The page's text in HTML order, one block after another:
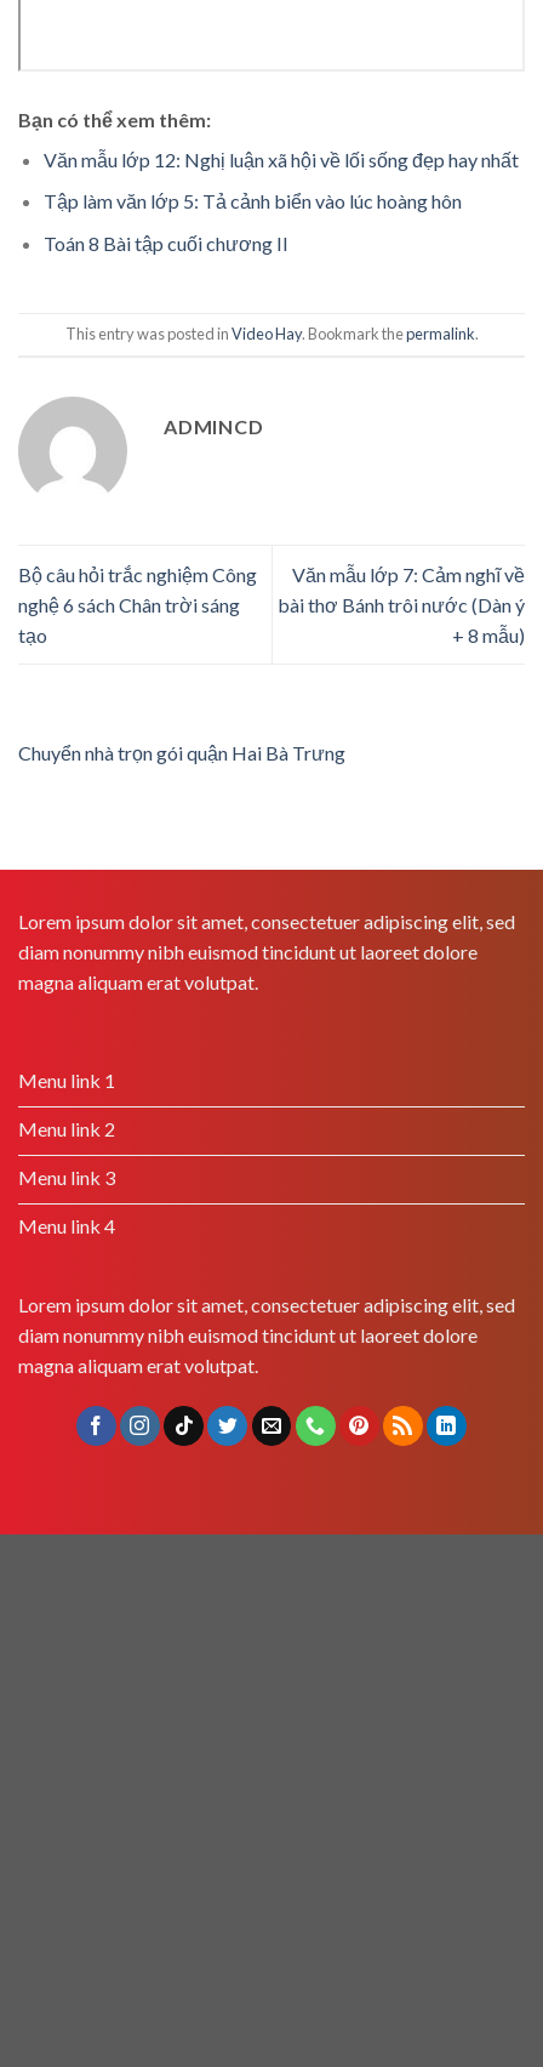
Bạn có thể xem thêm:
Văn mẫu lớp 12: Nghị luận xã hội về lối sống đẹp hay nhất
Tập làm văn lớp 5: Tả cảnh biển vào lúc hoàng hôn
Toán 8 Bài tập cuối chương II
This entry was posted inVideo Hay. Bookmark thepermalink.
ADMINCD
Bộ câu hỏi trắc nghiệm Công
nghệ 6 sách Chân trời sáng
tạo
Văn mẫu lớp 7: Cảm nghĩ về
bài thơ Bánh trôi nước (Dàn ý
+ 8 mẫu)
Chuyển nhà trọn gói quận Hai Bà Trưng
Lorem ipsum dolor sit amet, consectetuer adipiscing elit, sed
diam nonummy nibh euismod tincidunt ut laoreet dolore
magna aliquam erat volutpat.
Menu link 1
Menu link 2
Menu link 3
Menu link 4
Lorem ipsum dolor sit amet, consectetuer adipiscing elit, sed
diam nonummy nibh euismod tincidunt ut laoreet dolore
magna aliquam erat volutpat.